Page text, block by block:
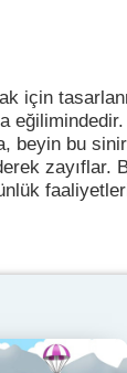
için
beyin bu
zayıflar.